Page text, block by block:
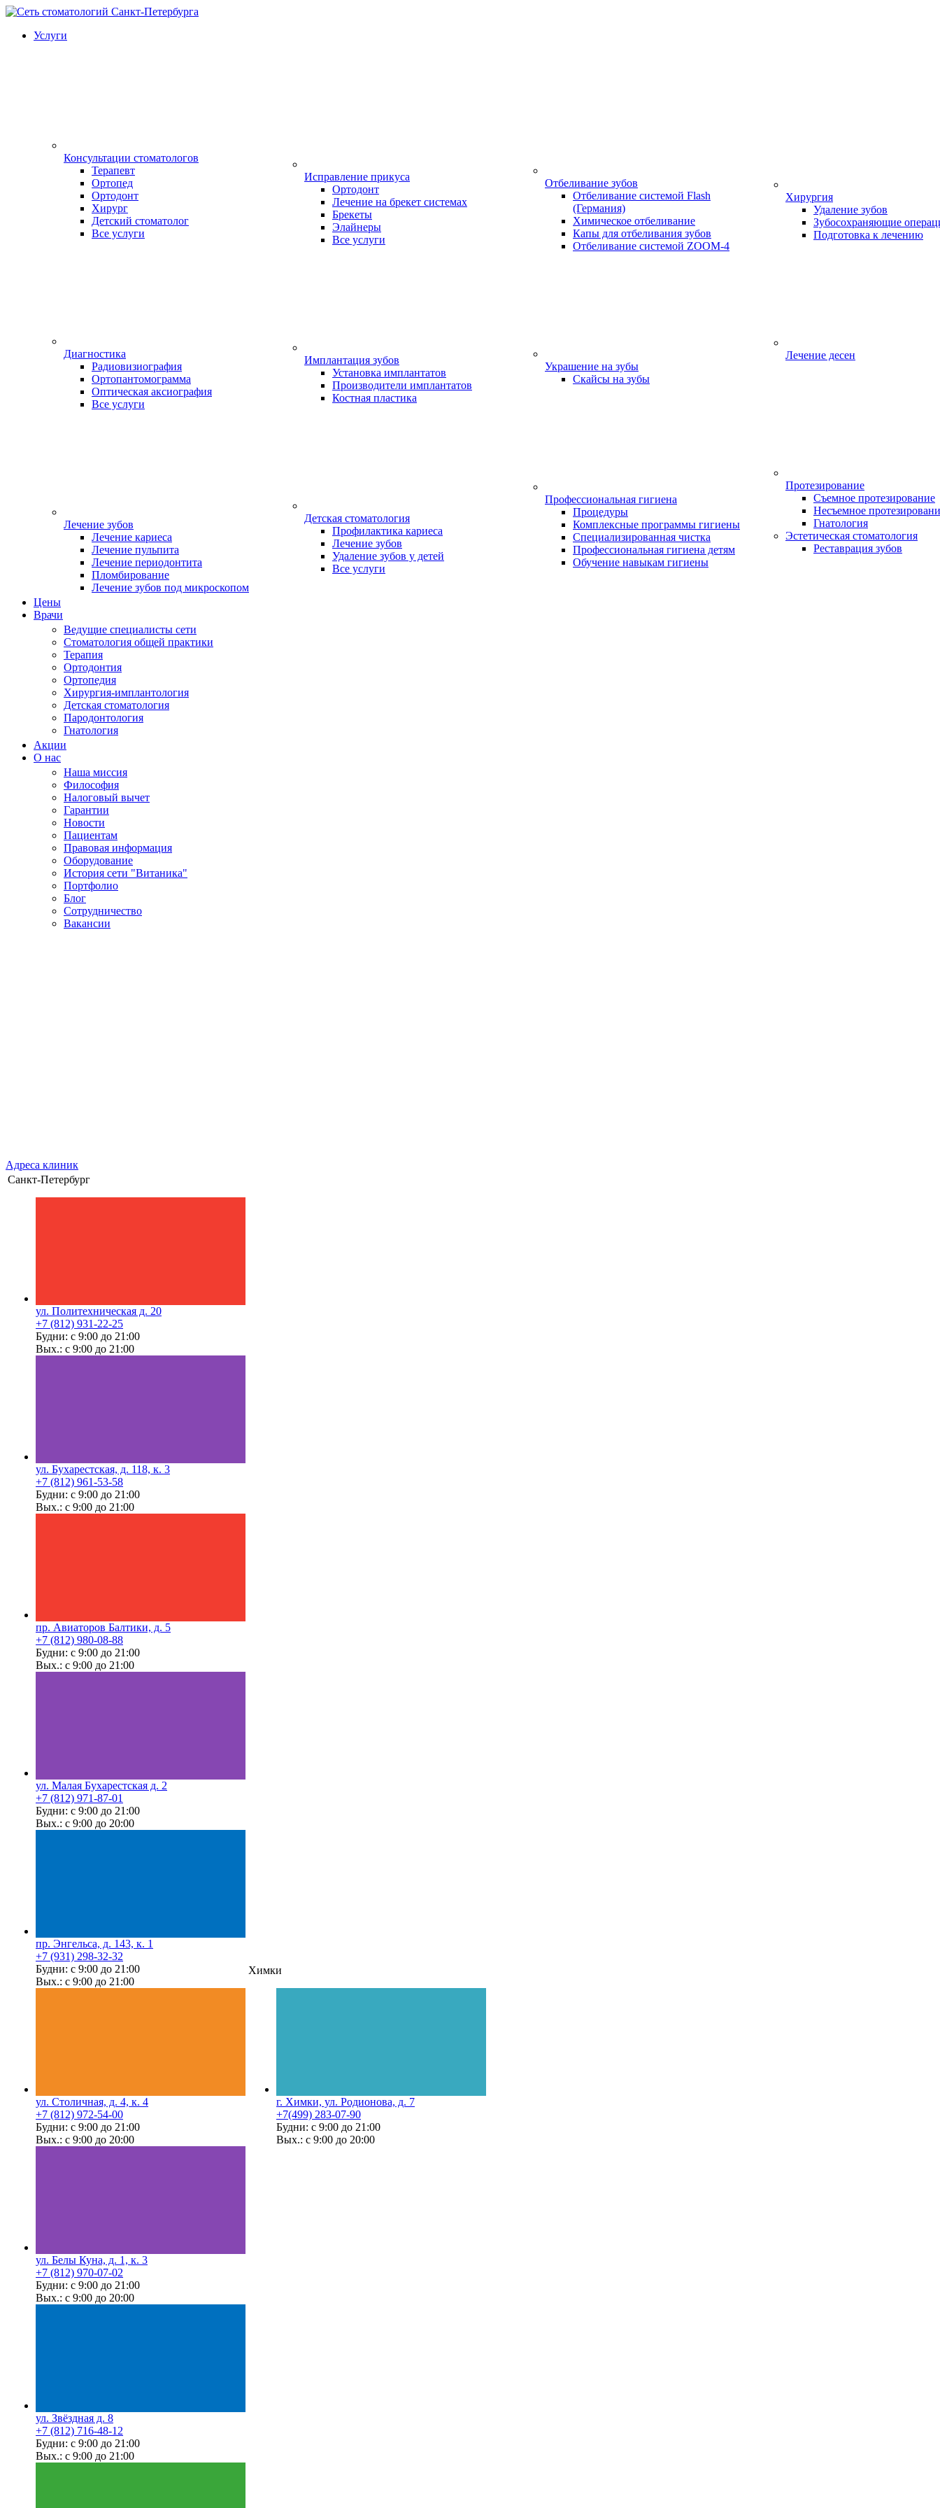
Услуги
Консультации стоматологов
Терапевт
Ортопед
Ортодонт
Хирург
Детский стоматолог
Все услуги
Диагностика
Радиовизиография
Ортопантомограмма
Оптическая аксиография
Все услуги
Лечение зубов
Лечение кариеса
Лечение пульпита
Лечение периодонтита
Пломбирование
Лечение зубов под микроскопом
Исправление прикуса
Ортодонт
Лечение на брекет системах
Брекеты
Элайнеры
Все услуги
Имплантация зубов
Установка имплантатов
Производители имплантатов
Костная пластика
Детская стоматология
Профилактика кариеса
Лечение зубов
Удаление зубов у детей
Все услуги
Отбеливание зубов
Отбеливание системой Flash
(Германия)
Химическое отбеливание
Капы для отбеливания зубов
Отбеливание системой ZOOM-4
Украшение на зубы
Скайсы на зубы
Профессиональная гигиена
Процедуры
Комплексные программы гигиены
Специализированная чистка
Профессиональная гигиена детям
Обучение навыкам гигиены
Хирургия
Удаление зубов
Зубосохраняющие
Подготовка к лечению
Лечение десен
Протезирование
Съемное протезирование
Несъемное
Гнатология
Эстетическая стоматология
Реставрация зубов
Цены
Врачи
Ведущие специалисты сети
Стоматология общей практики
Терапия
Ортодонтия
Ортопедия
Хирургия-имплантология
Детская стоматология
Пародонтология
Гнатология
Акции
О нас
Наша миссия
Философия
Налоговый вычет
Гарантии
Новости
Пациентам
Правовая информация
Оборудование
История сети "Витаника"
Портфолио
Блог
Сотрудничество
Вакансии
Адреса клиник
Санкт-Петербург
ул. Политехническая д. 20
+7 (812) 931-22-25
Будни: с 9:00 до 21:00
Вых.: с 9:00 до 21:00
ул. Бухарестская, д. 118, к. 3
+7 (812) 961-53-58
Будни: с 9:00 до 21:00
Вых.: с 9:00 до 21:00
пр. Авиаторов Балтики, д. 5
+7 (812) 980-08-88
Будни: с 9:00 до 21:00
Вых.: с 9:00 до 21:00
ул. Малая Бухарестская д. 2
+7 (812) 971-87-01
Будни: с 9:00 до 21:00
Вых.: с 9:00 до 20:00
пр. Энгельса, д. 143, к. 1
+7 (931) 298-32-32
Будни: с 9:00 до 21:00
Вых.: с 9:00 до 21:00
ул. Столичная, д. 4, к. 4
+7 (812) 972-54-00
Будни: с 9:00 до 21:00
Вых.: с 9:00 до 20:00
ул. Белы Куна, д. 1, к. 3
+7 (812) 970-07-02
Будни: с 9:00 до 21:00
Вых.: с 9:00 до 20:00
ул. Звёздная д. 8
+7 (812) 716-48-12
Будни: с 9:00 до 21:00
Вых.: с 9:00 до 21:00
Химки
г. Химки, ул. Родионова, д. 7
+7(499) 283-07-90
Будни: с 9:00 до 21:00
Вых.: с 9:00 до 20:00